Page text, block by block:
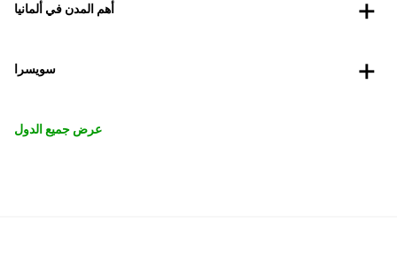
أهم المدن في ألمانيا
سويسرا
عرض جميع الدول